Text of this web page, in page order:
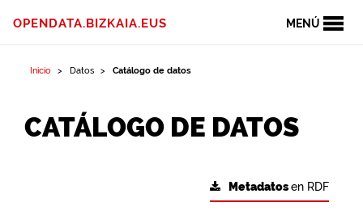
MENÚ
OPENDATA.BIZKAIA.EUS
Inicio Datos Catálogo de datos
CATÁLOGO DE DATOS
Metadatosen RDF